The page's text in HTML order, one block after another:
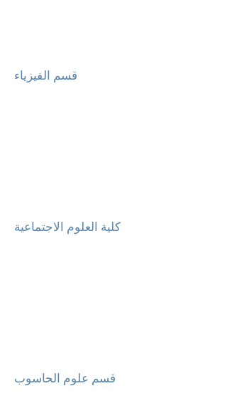
قسم الفيزياء
كلية العلوم الاجتماعية
قسم علوم الحاسوب